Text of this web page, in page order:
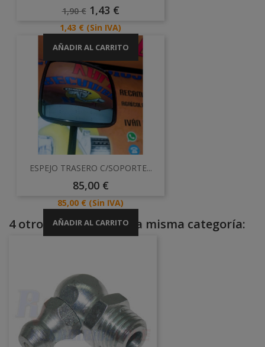
Precio
1,90 € Precio
1,43 €
Precio
1,43 € (Sin IVA)
AÑADIR AL CARRITO
ESPEJO TRASERO C/SOPORTE...
Precio
85,00 €
Precio
85,00 € (Sin IVA)
AÑADIR AL CARRITO
4 otros productos en la misma categoría: